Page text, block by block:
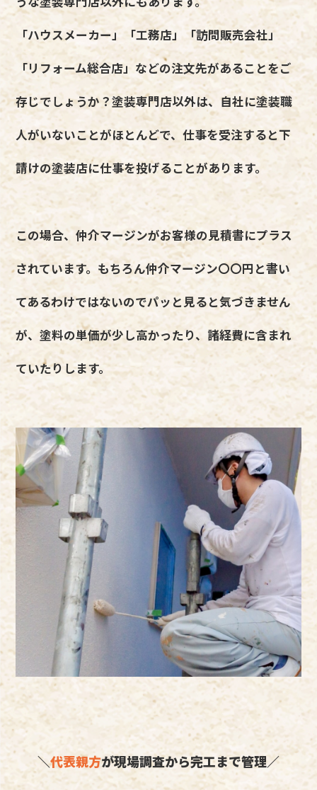
「ハウスメーカー」「工務店」「訪問販売会社」
「リフォーム総合店」などの注文先があることをご
存じでしょうか？塗装専門店以外は、自社に塗装職
人がいないことがほとんどで、仕事を受注すると下
請けの塗装店に仕事を投げることがあります。
この場合、仲介マージンがお客様の見積書にプラス
されています。もちろん仲介マージン〇〇円と書い
てあるわけではないのでパッと見ると気づきません
が、塗料の単価が少し高かったり、諸経費に含まれ
ていたりします。
＼代表親方が現場調査から完工まで管理／